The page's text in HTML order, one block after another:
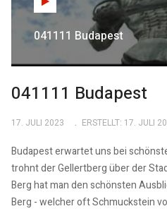
041111 Budapest
041111 Budapest
17. JULI 2023 ERSTELLT: 17. JULI
Budapest erwartet uns bei
trohnt der Gellertberg über der
Berg hat man den schönsten
Berg - welcher oft Schmuckstein